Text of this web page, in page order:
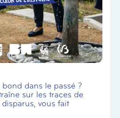
dans le passé ?
sur les traces de
vous fait